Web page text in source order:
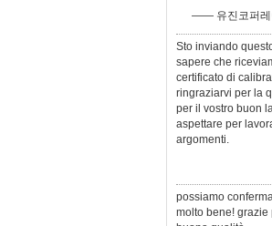
—— 유진코퍼레
Sto inviando
sapere che
certificato di
ringraziarvi per la
per il vostro buon
aspettare per
argomenti.
possiamo
molto bene! grazie